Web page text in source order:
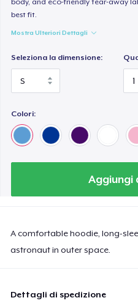
body, and eco-friendly tear-away
best fit.
Mostra Ulteriori Dettagli
Seleziona la dimensione:
Colori:
Aggiungi
A comfortable hoodie, long-
astronaut in outer space.
Dettagli di spedizione